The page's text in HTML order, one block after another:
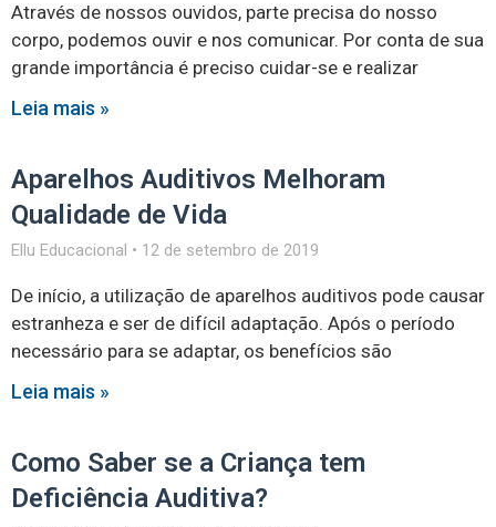
Através de nossos ouvidos, parte precisa do nosso
corpo, podemos ouvir e nos comunicar. Por conta de sua
grande importância é preciso cuidar-se e realizar
Leia mais »
Aparelhos Auditivos Melhoram
Qualidade de Vida
Ellu Educacional 12 de setembro de 2019
De início, a utilização de aparelhos auditivos pode causar
estranheza e ser de difícil adaptação. Após o período
necessário para se adaptar, os benefícios são
Leia mais »
Como Saber se a Criança tem
Deficiência Auditiva?